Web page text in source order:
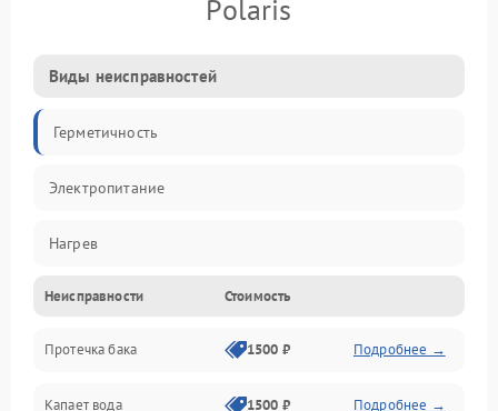
Polaris
Виды неисправностей
Герметичность
Электропитание
Нагрев
Датчики
Механика
Неисправности Стоимость
Протечка бака 1500 ₽ Подробнее →
Капает вода 1500 ₽ Подробнее →